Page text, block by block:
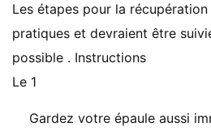
Les étapes pour la
pratiques et devraient être
possible . Instructions
Le 1
Gardez votre épaule aussi